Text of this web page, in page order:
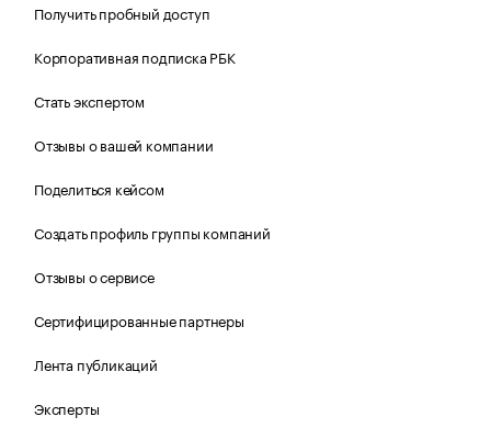
Получить пробный доступ
Корпоративная подписка РБК
Стать экспертом
Отзывы о вашей компании
Поделиться кейсом
Создать профиль группы компаний
Отзывы о сервисе
Сертифицированные партнеры
Лента публикаций
Эксперты